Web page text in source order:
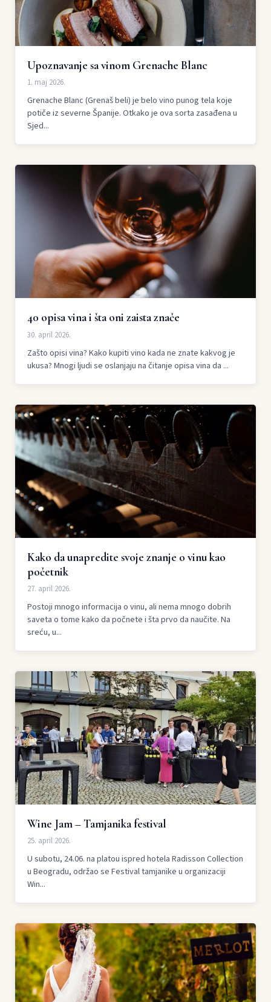
Upoznavanje sa vinom Grenache Blanc
1. maj 2026.
Grenache Blanc (Grenaš beli) je belo vino punog tela koje
potiče iz severne Španije. Otkako je ova sorta zasađena u
Sjed...
40 opisa vina i šta oni zaista znače
30. april 2026.
Zašto opisi vina? Kako kupiti vino kada ne znate kakvog je
ukusa? Mnogi ljudi se oslanjaju na čitanje opisa vina da ...
Kako da unapredite svoje znanje o vinu kao
početnik
27. april 2026.
Postoji mnogo informacija o vinu, ali nema mnogo dobrih
saveta o tome kako da počnete i šta prvo da naučite. Na
sreću, u...
Wine Jam – Tamjanika festival
25. april 2026.
U subotu, 24.06. na platou ispred hotela Radisson Collection
u Beogradu, održao se Festival tamjanike u organizaciji
Win...